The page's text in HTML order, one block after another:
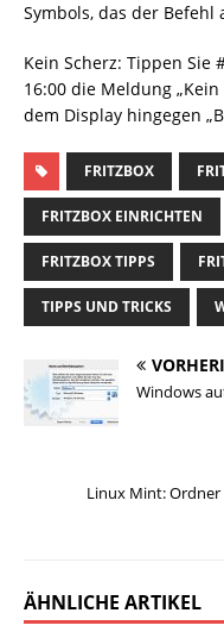
Symbols, das der
Kein Scherz: Tippen Sie
16:00 die Meldung
dem Display hingegen
FRITZBOX
FRITZBOX EINRICHTEN
FRITZBOX TIPPS
TIPPS UND TRICKS
Windows
Linux Mint:
ÄHNLICHE ARTIKEL